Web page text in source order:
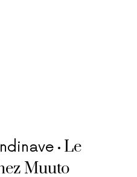
Le
Muuto